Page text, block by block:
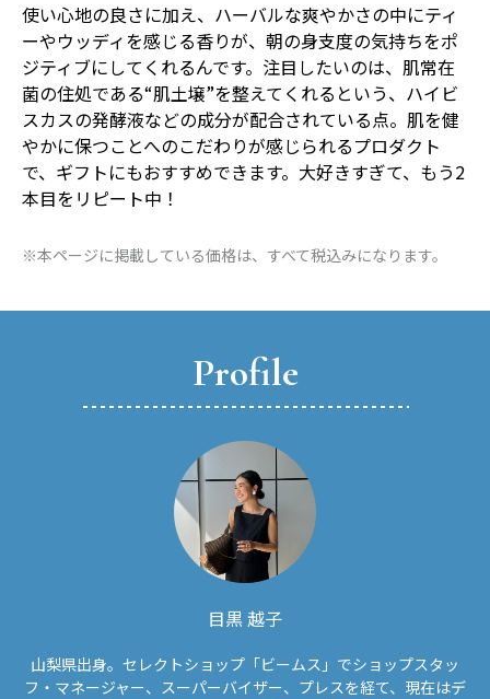
使い心地の良さに加え、ハーバルな爽やかさの中にティ
ーやウッディを感じる香りが、朝の身支度の気持ちをポ
ジティブにしてくれるんです。注目したいのは、肌常在
菌の住処である“肌土壌”を整えてくれるという、ハイビ
スカスの発酵液などの成分が配合されている点。肌を健
やかに保つことへのこだわりが感じられるプロダクト
で、ギフトにもおすすめできます。大好きすぎて、もう2
本目をリピート中！
※本ページに掲載している価格は、すべて税込みになります。
Profile
目黒 越子
山梨県出身。セレクトショップ「ビームス」でショップスタッ
フ・マネージャー、スーパーバイザー、プレスを経て、現在はデ